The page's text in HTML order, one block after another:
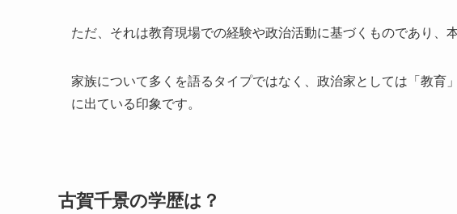
ただ、それは教育現場での経験や政治活動に基づくものであり、
家族について多くを語るタイプではなく、政治家としては「教育
に出ている印象です。
古賀千景の学歴は？